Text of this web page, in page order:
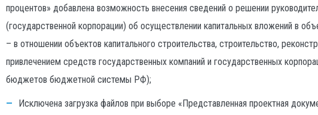
процентов» добавлена возможность внесения сведений о решении
(государственной корпорации) об осуществлении капитальных вложений в
– в отношении объектов капитального строительства, строительство,
привлечением средств государственных компаний и государственных
бюджетов бюджетной системы РФ);
Исключена загрузка файлов при выборе «Представленная проектная